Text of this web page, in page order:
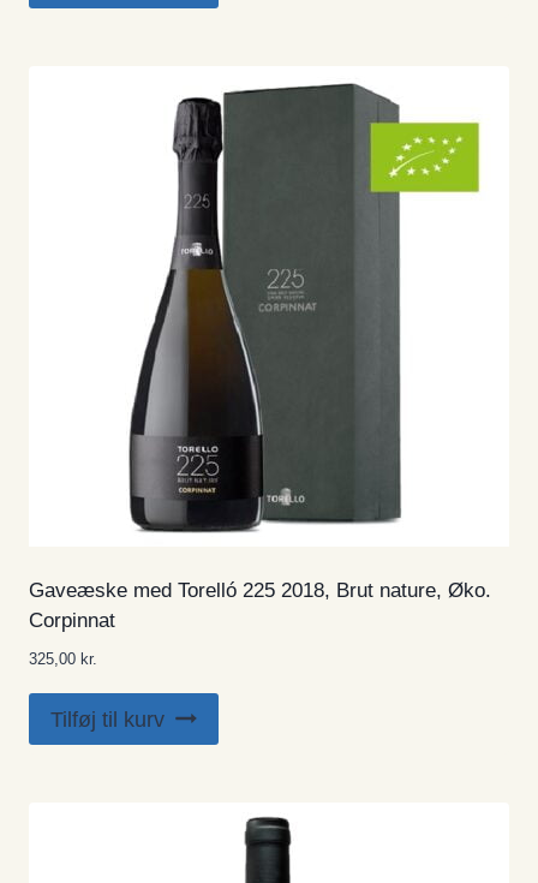
Gaveæske med Torelló 225 2018, Brut nature, Øko.
Corpinnat
325,00 kr.
Tilføj til kurv